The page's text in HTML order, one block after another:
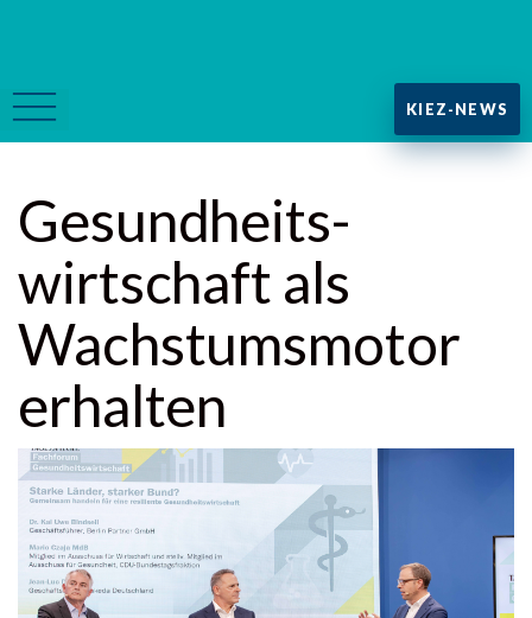
KIEZ-NEWS
Gesundheits­
wirtschaft als
Wachstums­motor
erhalten